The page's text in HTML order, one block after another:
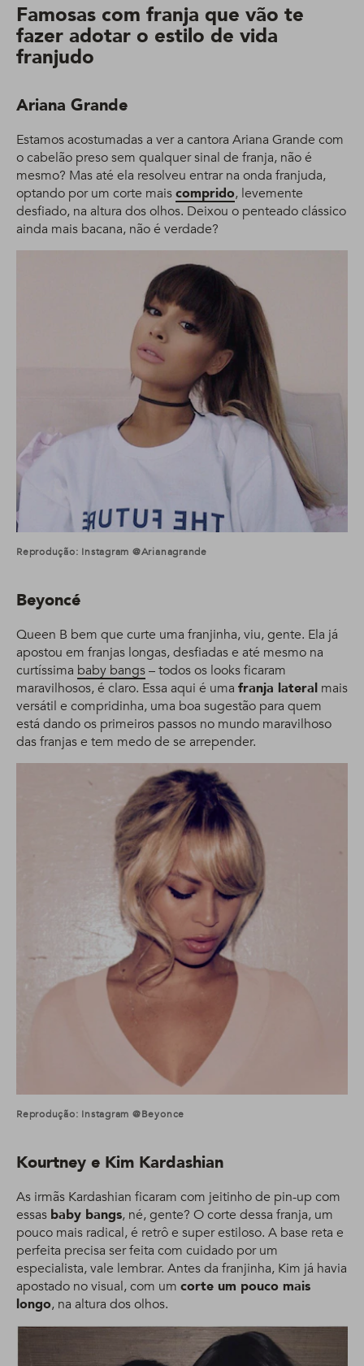
Famosas com franja que vão te
fazer adotar o estilo de vida
franjudo
Ariana Grande
Estamos acostumadas a ver a cantora Ariana Grande com
o cabelão preso sem qualquer sinal de franja, não é
mesmo? Mas até ela resolveu entrar na onda franjuda,
optando por um corte maiscomprido, levemente
desfiado, na altura dos olhos. Deixou o penteado clássico
ainda mais bacana, não é verdade?
Reprodução: Instagram @arianagrande
Beyoncé
Queen B bem que curte uma franjinha, viu, gente. Ela já
apostou em franjas longas, desfiadas e até mesmo na
curtíssima baby bangs– todos os looks ficaram
maravilhosos, é claro. Essa aqui é uma franja lateral mais
versátil e compridinha, uma boa sugestão para quem
está dando os primeiros passos no mundo maravilhoso
das franjas e tem medo de se arrepender.
Reprodução: Instagram @beyonce
Kourtney e Kim Kardashian
As irmãs Kardashian ficaram com jeitinho de pin-up com
essas baby bangs, né, gente? O corte dessa franja, um
pouco mais radical, é retrô e super estiloso. A base reta e
perfeita precisa ser feita com cuidado por um
especialista, vale lembrar. Antes da franjinha, Kim já havia
apostado no visual, com um corte um pouco mais
longo, na altura dos olhos.